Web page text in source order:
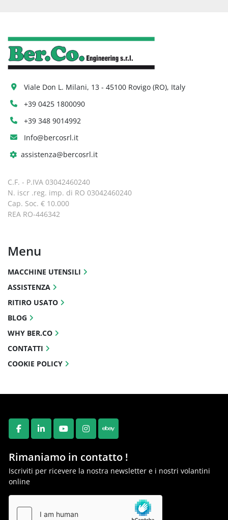
FACEBOOK
LINKEDINYOUTUBEINSTAGRAM
EBAY
Rimaniamo in contatto !
Iscriviti per ricevere la nostra newsletter e i nostri volantini
online
Viale Don L. Milani, 13 - 45100 Rovigo (RO), Italy
+39 0425 1800090
+39 348 9014992
Info@bercosrl.it
assistenza@bercosrl.it
C.F. - P.IVA 03042460240
N. iscr .reg. imp. di RO 03042460240
Cap. Soc. € 10.000
REA RO-446342
Menu
MACCHINE UTENSILI
ASSISTENZA
RITIRO USATO
BLOG
WHY BER.CO
CONTATTI
COOKIE POLICY